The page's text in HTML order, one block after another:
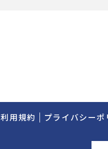
利用規約 プライバシーポ